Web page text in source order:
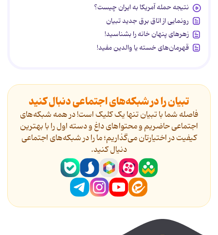
نتیجه حمله آمریکا به ایران چیست؟
رونمایی از اتاق برق جدید تبیان
زهرهای پنهان خانه را بشناسید!
قهرمان‌های خسته یا والدین مفید!
تبیان را در شبکه‌های اجتماعی دنبال کنید
فاصله شما با تبیان تنها یک کلیک است! در همه شبکه‌های
اجتماعی حاضریم و محتواهای داغ و دسته اول را با بهترین
کیفیت در اختیارتان می‌گذاریم؛ ما را در شبکه‌های اجتماعی
دنیال کنید.